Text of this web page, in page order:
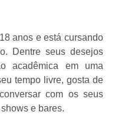
anos e está cursando
Dentre seus desejos
acadêmica em uma
tempo livre, gosta de
com os seus
e bares.